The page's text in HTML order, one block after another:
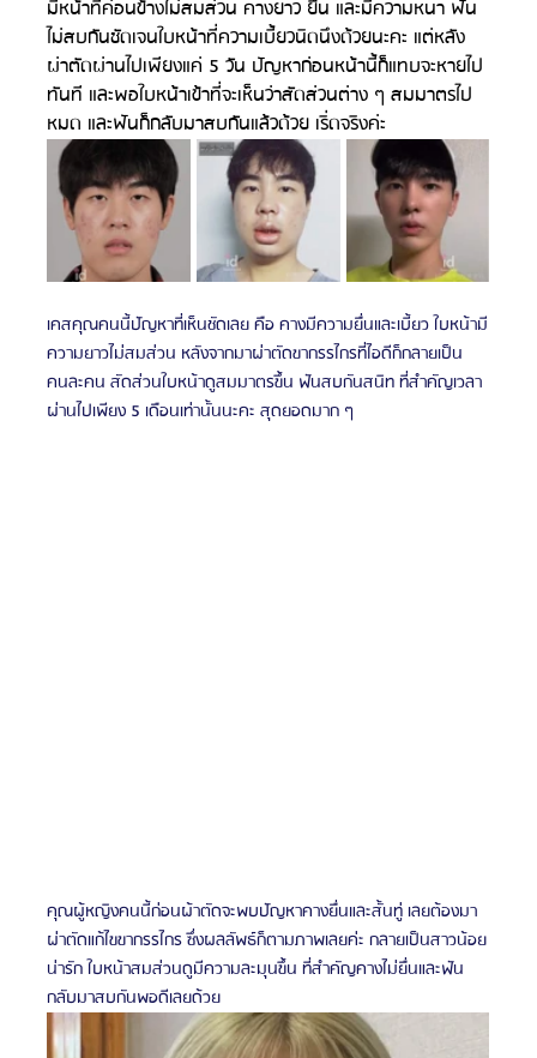
มีหน้าที่ค่อนข้างไม่สมส่วน คางยาว ยื่น และมีความหนา ฟัน
ไม่สบกันชัดเจนใบหน้าที่ความเบี้ยวนิดนึงด้วยนะคะ แต่หลัง
ผ่าตัดผ่านไปเพียงแค่ 5 วัน ปัญหาก่อนหน้านี้ก็แทบจะหายไป
ทันที และพอใบหน้าเข้าที่จะเห็นว่าสัดส่วนต่าง ๆ สมมาตรไป
หมด และฟันก็กลับมาสบกันแล้วด้วย เริ่ดจริงค่ะ
เคสคุณคนนี้ปัญหาที่เห็นชัดเลย คือ คางมีความยื่นและเบี้ยว ใบหน้ามี
ความยาวไม่สมส่วน หลังจากมาผ่าตัดขากรรไกรที่ไอดีก็กลายเป็น
คนละคน สัดส่วนใบหน้าดูสมมาตรขึ้น ฟันสบกันสนิท ที่สำคัญเวลา
ผ่านไปเพียง 5 เดือนเท่านั้นนะคะ สุดยอดมาก ๆ
คุณผู้หญิงคนนี้ก่อนผ้าตัดจะพบปัญหาคางยื่นและสั้นทู่ เลยต้องมา
ผ่าตัดแก้ไขขากรรไกร ซึ่งผลลัพธ์ก็ตามภาพเลยค่ะ กลายเป็นสาวน้อย
น่ารัก ใบหน้าสมส่วนดูมีความละมุนขึ้น ที่สำคัญคางไม่ยื่นและฟัน
กลับมาสบกันพอดีเลยด้วย